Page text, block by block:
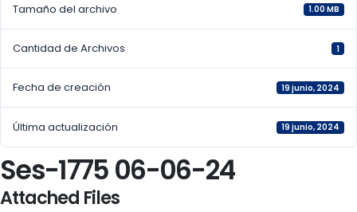
Tamaño del archivo 1.00 MB
Cantidad de Archivos 1
Fecha de creación 19 junio, 2024
Última actualización 19 junio, 2024
Ses-1775 06-06-24
Attached Files